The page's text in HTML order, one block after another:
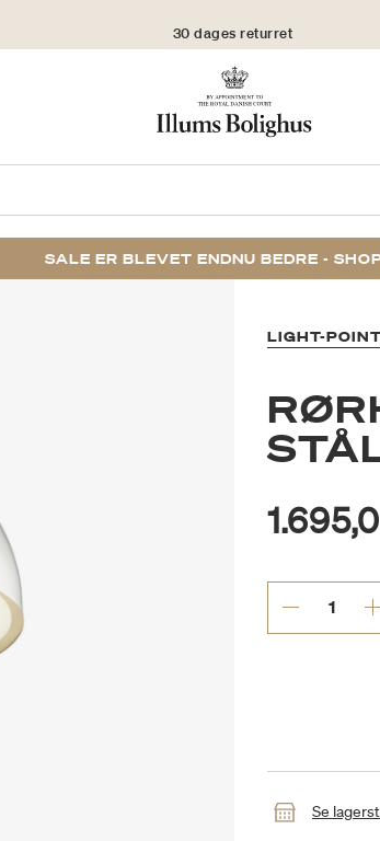
30 dages returret
SALE ER BLEVET ENDNU BEDRE -
LIGHT-POINT
Se